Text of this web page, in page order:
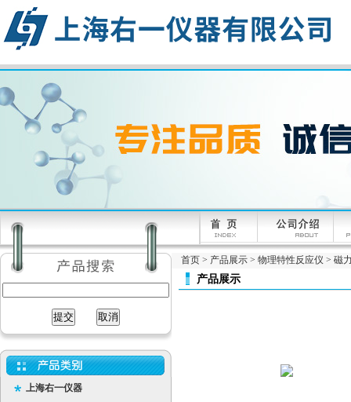
上海右一仪器
首页 > 产品展示 > 物理特性反应仪 > 磁
产品展示